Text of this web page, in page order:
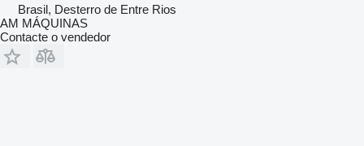
Brasil, Desterro de Entre Rios
AM MÁQUINAS
Contacte o vendedor